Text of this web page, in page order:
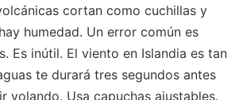
cortan como cuchillas y
humedad. Un error común es
Es inútil. El viento en Islandia es tan
te durará tres segundos antes
volando. Usa capuchas ajustables.